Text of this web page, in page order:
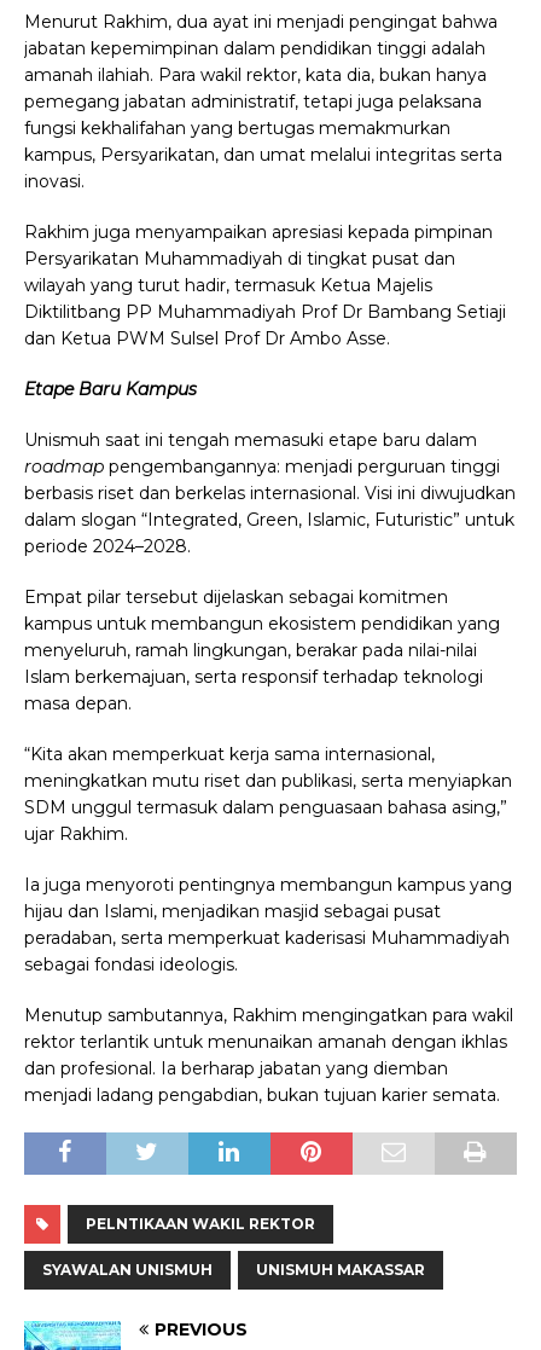
Menurut Rakhim, dua ayat ini menjadi pengingat bahwa
jabatan kepemimpinan dalam pendidikan tinggi adalah
amanah ilahiah. Para wakil rektor, kata dia, bukan hanya
pemegang jabatan administratif, tetapi juga pelaksana
fungsi kekhalifahan yang bertugas memakmurkan
kampus, Persyarikatan, dan umat melalui integritas serta
inovasi.
Rakhim juga menyampaikan apresiasi kepada pimpinan
Persyarikatan Muhammadiyah di tingkat pusat dan
wilayah yang turut hadir, termasuk Ketua Majelis
Diktilitbang PP Muhammadiyah Prof Dr Bambang Setiaji
dan Ketua PWM Sulsel Prof Dr Ambo Asse.
Etape Baru Kampus
Unismuh saat ini tengah memasuki etape baru dalam
roadmap pengembangannya: menjadi perguruan tinggi
berbasis riset dan berkelas internasional. Visi ini diwujudkan
dalam slogan “Integrated, Green, Islamic, Futuristic” untuk
periode 2024–2028.
Empat pilar tersebut dijelaskan sebagai komitmen
kampus untuk membangun ekosistem pendidikan yang
menyeluruh, ramah lingkungan, berakar pada nilai-nilai
Islam berkemajuan, serta responsif terhadap teknologi
masa depan.
“Kita akan memperkuat kerja sama internasional,
meningkatkan mutu riset dan publikasi, serta menyiapkan
SDM unggul termasuk dalam penguasaan bahasa asing,”
ujar Rakhim.
Ia juga menyoroti pentingnya membangun kampus yang
hijau dan Islami, menjadikan masjid sebagai pusat
peradaban, serta memperkuat kaderisasi Muhammadiyah
sebagai fondasi ideologis.
Menutup sambutannya, Rakhim mengingatkan para wakil
rektor terlantik untuk menunaikan amanah dengan ikhlas
dan profesional. Ia berharap jabatan yang diemban
menjadi ladang pengabdian, bukan tujuan karier semata.
PELNTIKAAN WAKIL REKTOR
SYAWALAN UNISMUH UNISMUH MAKASSAR
PREVIOUS